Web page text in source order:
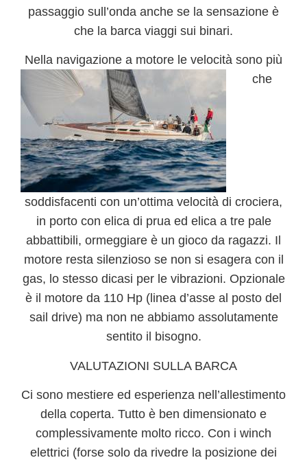
passaggio sull’onda anche se la sensazione è
che la barca viaggi sui binari.
Nella navigazione a motore le velocità sono più
che
soddisfacenti con un’ottima velocità di crociera,
in porto con elica di prua ed elica a tre pale
abbattibili, ormeggiare è un gioco da ragazzi. Il
motore resta silenzioso se non si esagera con il
gas, lo stesso dicasi per le vibrazioni. Opzionale
è il motore da 110 Hp (linea d’asse al posto del
sail drive) ma non ne abbiamo assolutamente
sentito il bisogno.
VALUTAZIONI SULLA BARCA
Ci sono mestiere ed esperienza nell’allestimento
della coperta. Tutto è ben dimensionato e
complessivamente molto ricco. Con i winch
elettrici (forse solo da rivedre la posizione dei